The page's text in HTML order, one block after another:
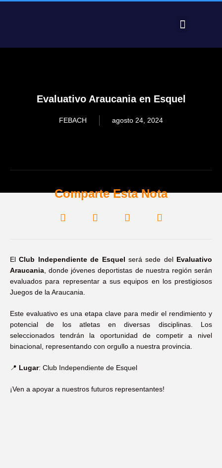
Evaluativo Araucania en Esquel
FEBACH agosto 24, 2024
Comparte Esta Nota
ElClub Independiente de Esquel será sede del Evaluativo
Araucania , donde jóvenes deportistas de nuestra región serán
evaluados para representar a sus equipos en los prestigiosos
Juegos de la Araucania.
Este evaluativo es una etapa clave para medir el rendimiento y
potencial de los atletas en diversas disciplinas. Los
seleccionados tendrán la oportunidad de competir a nivel
binacional, representando con orgullo a nuestra provincia.
📍 Lugar: Club Independiente de Esquel
¡Ven a apoyar a nuestros futuros representantes!